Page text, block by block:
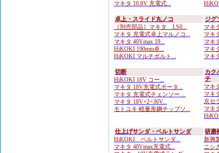
マキタ 10.8V 充電式...
卓上・スライド丸ノコ
［別売部品］マキタ LS0...
マキタ 充電式卓上マルノコ...
マキタ 40Vmax 19...
HiKOKI 190mm卓...
HiKOKI マルチボルト...
ジグ
マキ
マキ
マキ
マキ
マキ
切断
HiKOKI 18V コー...
マキタ 18V充電式ポータ...
マキタ 充電式チェンソー ...
マキタ 18V×2=36V...
モトユキ 軽量形鋼チップソ...
カク
チ
マキ
マキ
京セ
マキ
仕上げサンダ・ベルトサンダ
HiKOKI ベルトサンダ...
マキタ 40Vmax充電式...
研磨
新興
ニシ